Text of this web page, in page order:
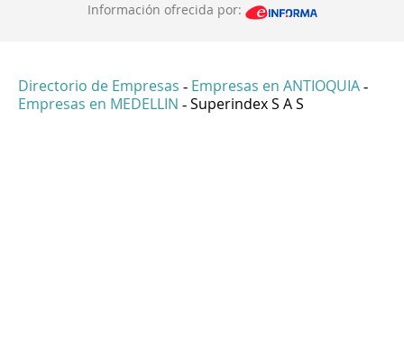
Información ofrecida por:
Directorio de Empresas - Empresas en ANTIOQUIA -
Empresas en MEDELLIN - Superindex S A S